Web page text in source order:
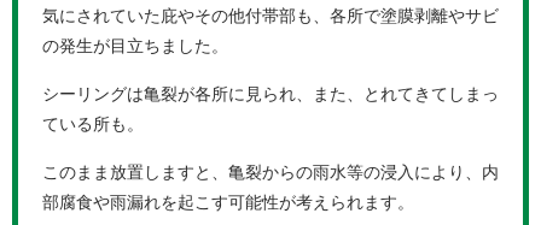
気にされていた庇やその他付帯部も、各所で塗膜剥離やサビ
の発生が目立ちました。
シーリングは亀裂が各所に見られ、また、とれてきてしまっ
ている所も。
このまま放置しますと、亀裂からの雨水等の浸入により、内
部腐食や雨漏れを起こす可能性が考えられます。